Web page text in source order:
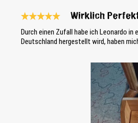
Wirklich
Durch einen Zufall habe ich Leonardo
Deutschland hergestellt wird, haben
Bildergalerie überspringen